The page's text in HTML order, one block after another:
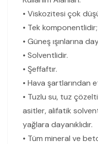
• Viskozitesi çok
• Tek komponentlidir;
• Güneş ışınlarına
• Solventlidir.
• Şeffaftır.
• Hava şartlarından
• Tuzlu su, tuz
asitler, alifatik
yağlara dayanıklıdır.
• Tüm mineral ve